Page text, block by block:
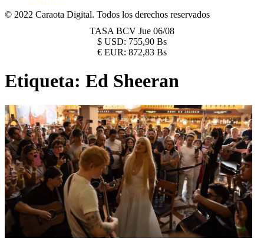
© 2022 Caraota Digital. Todos los derechos reservados
TASA BCV Jue 06/08
$ USD: 755,90 Bs
€ EUR: 872,83 Bs
Etiqueta: Ed Sheeran